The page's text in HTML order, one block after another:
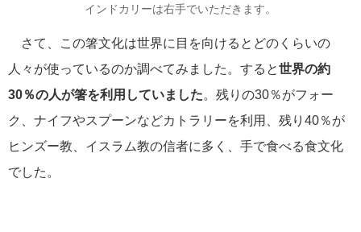
インドカリーは右手でいただきます。
さて、この箸文化は世界に目を向けるとどのくらいの
人々が使っているのか調べてみました。すると世界の約
30％の人が箸を利用していました。残りの30％がフォー
ク、ナイフやスプーンなどカトラリーを利用、残り40％が
ヒンズー教、イスラム教の信者に多く、手で食べる食文化
でした。